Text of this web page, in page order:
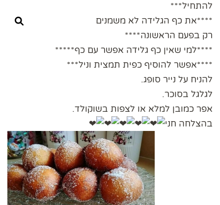
להתחיל***
****את כף הגלידה לא משמנים
רק בפעם הראשונה****
****למי שאין כף גלידה אפשר עם כף*****
****אפשר להוסיף כפית תמצית וניל***
להניח על נייר סופג.
לגלגל בסוכר.
אפר כמובן למלא או לצפות בשוקולד.
בהצלחה חני